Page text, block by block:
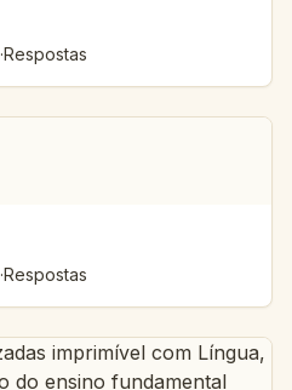
·Respostas
·Respostas